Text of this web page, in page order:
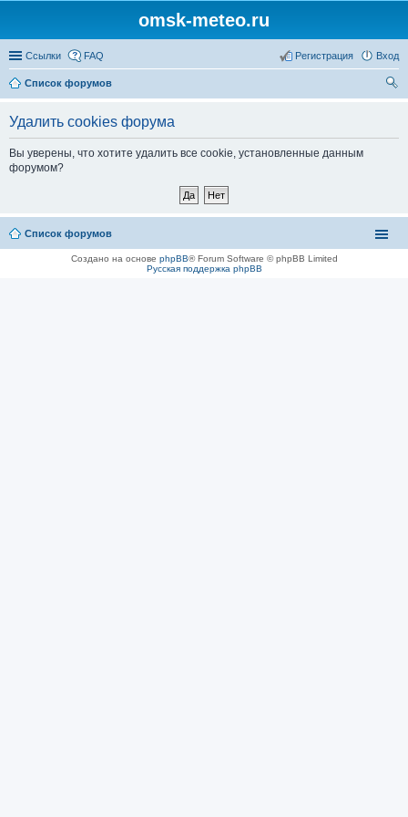
omsk-meteo.ru
Ссылки FAQ Вход
Регистрация
Список форумов
Удалить cookies форума
Вы уверены, что хотите удалить все cookie, установленные данным
форумом?
Список форумов
Создано на основе phpBB® Forum Software © phpBB Limited
Русская поддержка phpBB